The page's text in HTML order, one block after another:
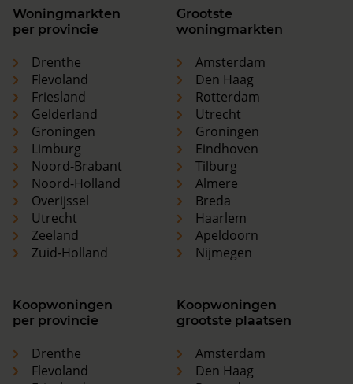
Woningmarkten
per provincie
Drenthe
Flevoland
Friesland
Gelderland
Groningen
Limburg
Noord-Brabant
Noord-Holland
Overijssel
Utrecht
Zeeland
Zuid-Holland
Grootste
woningmarkten
Amsterdam
Den Haag
Rotterdam
Utrecht
Groningen
Eindhoven
Tilburg
Almere
Breda
Haarlem
Apeldoorn
Nijmegen
Koopwoningen
per provincie
Drenthe
Flevoland
Koopwoningen
grootste plaatsen
Amsterdam
Den Haag